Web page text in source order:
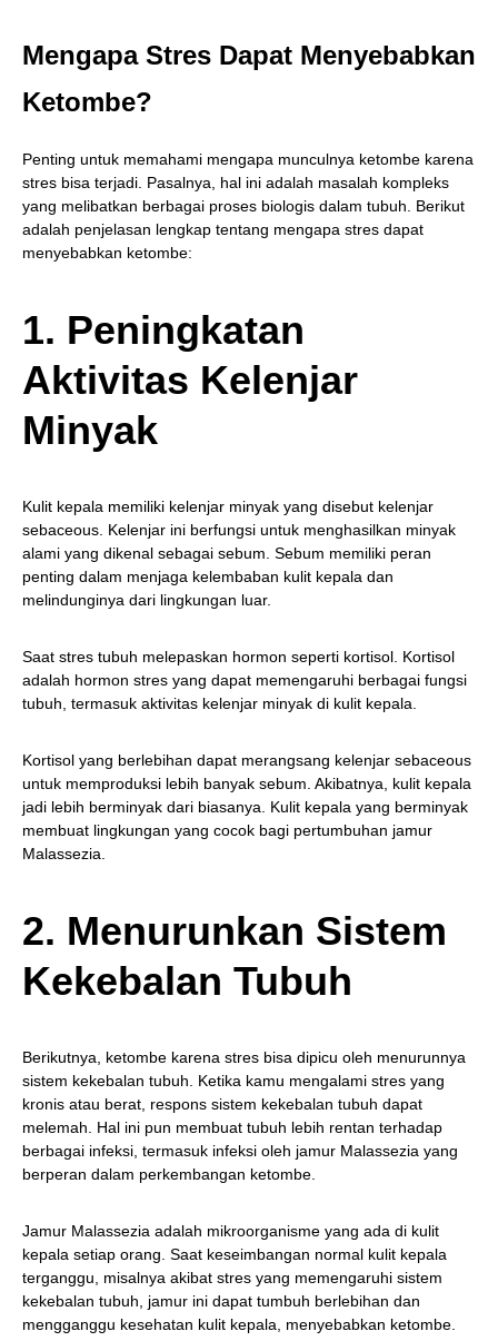
Mengapa Stres Dapat Menyebabkan
Ketombe?
Penting untuk memahami mengapa munculnya ketombe karena
stres bisa terjadi. Pasalnya, hal ini adalah masalah kompleks
yang melibatkan berbagai proses biologis dalam tubuh. Berikut
adalah penjelasan lengkap tentang mengapa stres dapat
menyebabkan ketombe:
1. Peningkatan
Aktivitas Kelenjar
Minyak
Kulit kepala memiliki kelenjar minyak yang disebut kelenjar
sebaceous. Kelenjar ini berfungsi untuk menghasilkan minyak
alami yang dikenal sebagai sebum. Sebum memiliki peran
penting dalam menjaga kelembaban kulit kepala dan
melindunginya dari lingkungan luar.
Saat stres tubuh melepaskan hormon seperti kortisol. Kortisol
adalah hormon stres yang dapat memengaruhi berbagai fungsi
tubuh, termasuk aktivitas kelenjar minyak di kulit kepala.
Kortisol yang berlebihan dapat merangsang kelenjar sebaceous
untuk memproduksi lebih banyak sebum. Akibatnya, kulit kepala
jadi lebih berminyak dari biasanya. Kulit kepala yang berminyak
membuat lingkungan yang cocok bagi pertumbuhan jamur
Malassezia.
2. Menurunkan Sistem
Kekebalan Tubuh
Berikutnya, ketombe karena stres bisa dipicu oleh menurunnya
sistem kekebalan tubuh. Ketika kamu mengalami stres yang
kronis atau berat, respons sistem kekebalan tubuh dapat
melemah. Hal ini pun membuat tubuh lebih rentan terhadap
berbagai infeksi, termasuk infeksi oleh jamur Malassezia yang
berperan dalam perkembangan ketombe.
Jamur Malassezia adalah mikroorganisme yang ada di kulit
kepala setiap orang. Saat keseimbangan normal kulit kepala
terganggu, misalnya akibat stres yang memengaruhi sistem
kekebalan tubuh, jamur ini dapat tumbuh berlebihan dan
mengganggu kesehatan kulit kepala, menyebabkan ketombe.